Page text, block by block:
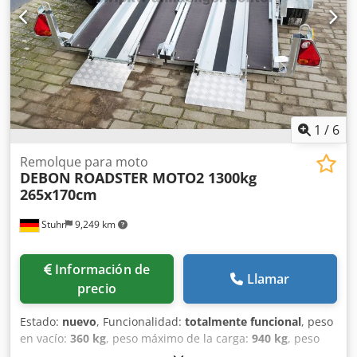
1 / 6
Stuhr 9,249 km
Remolque para moto
DEBON ROADSTER MOTO2 1300kg
265x170cm
Información de
precio
Llamar
Estado: nuevo, Funcionalidad: totalmente funcional, peso
en vacío: 360 kg, peso máximo de la carga: 940 kg, peso